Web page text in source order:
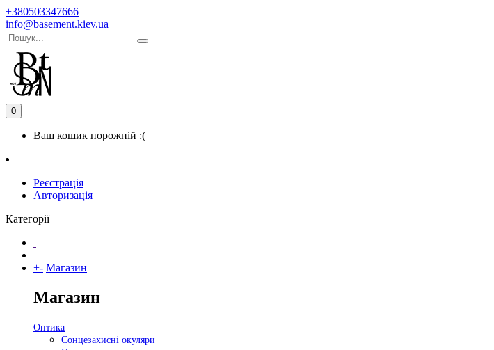
+380503347666
info@basement.kiev.ua
0
Ваш кошик порожній :(
Реєстрація
Авторизація
Категорії
+- Магазин
Магазин
Оптика
Сонцезахисні окуляри